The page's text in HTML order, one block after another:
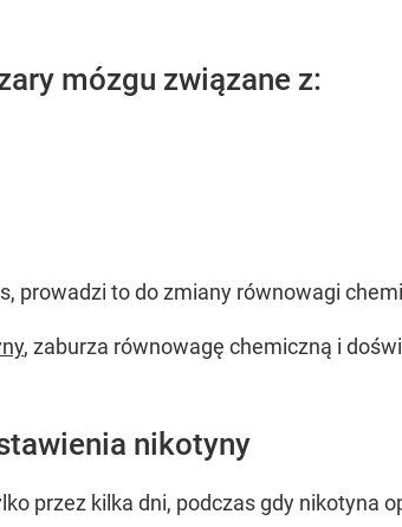
mózgu związane z:
prowadzi to do zmiany równowagi
, zaburza równowagę chemiczną i
nikotyny
przez kilka dni, podczas gdy nikotyna